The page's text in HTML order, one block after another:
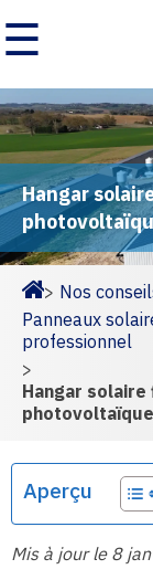
☰
Hangar
Homepage
> Nos
Panneaux
professionnel
>
Hangar
photovoltaïque
Aperçu
Mis à jour le 8